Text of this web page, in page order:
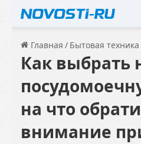
Главная / Бытовая техника
Как выбрать
на что
внимание